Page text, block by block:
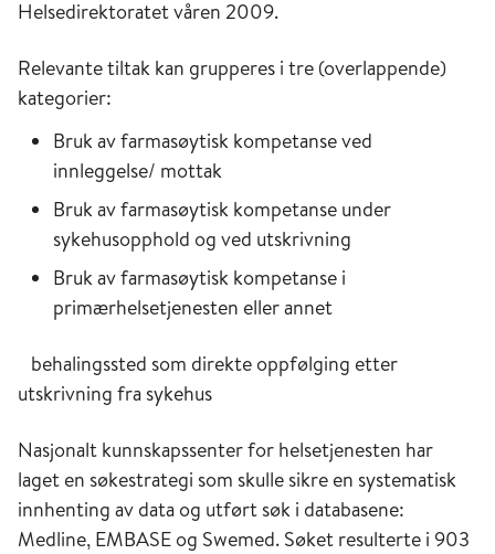
Helsedirektoratet våren 2009.
Relevante tiltak kan grupperes i tre (overlappende)
kategorier:
Bruk av farmasøytisk kompetanse ved
innleggelse/ mottak
Bruk av farmasøytisk kompetanse under
sykehusopphold og ved utskrivning
Bruk av farmasøytisk kompetanse i
primærhelsetjenesten eller annet
behalingssted som direkte oppfølging etter
utskrivning fra sykehus
Nasjonalt kunnskapssenter for helsetjenesten har
laget en søkestrategi som skulle sikre en systematisk
innhenting av data og utført søk i databasene:
Medline, EMBASE og Swemed. Søket resulterte i 903